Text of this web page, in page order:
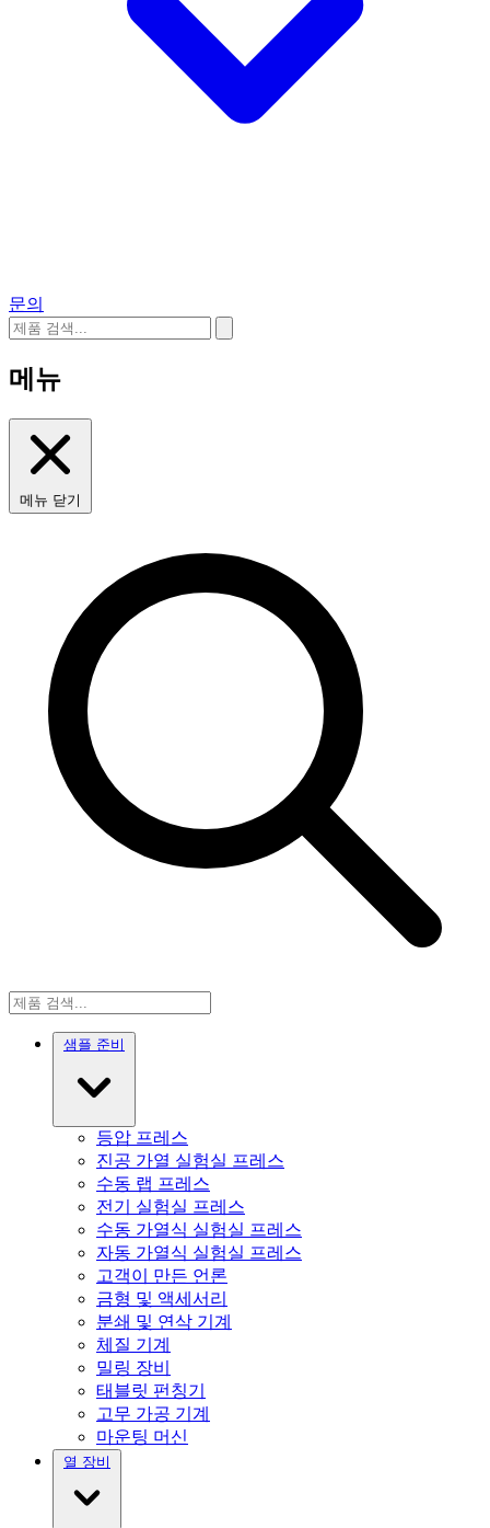
문의
메뉴
메뉴 닫기
샘플 준비
등압 프레스
진공 가열 실험실 프레스
수동 랩 프레스
전기 실험실 프레스
수동 가열식 실험실 프레스
자동 가열식 실험실 프레스
고객이 만든 언론
금형 및 액세서리
분쇄 및 연삭 기계
체질 기계
밀링 장비
태블릿 펀칭기
고무 가공 기계
마운팅 머신
열 장비